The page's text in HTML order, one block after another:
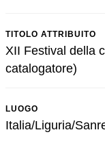
TITOLO ATTRIBUITO
XII Festival della
catalogatore)
LUOGO
Italia/Liguria/